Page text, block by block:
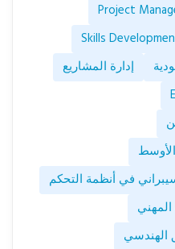
Project
Skills
إدارة المشاريع
في أنظمة التحكم
الهندسي